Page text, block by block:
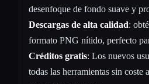
desenfoque de fondo suave y
Descargas de alta calidad:
formato PNG nítido, perfecto
Créditos gratis: Los nuevos
todas las herramientas sin coste